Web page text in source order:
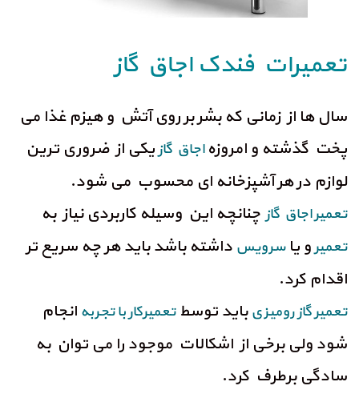
تعمیرات فندک اجاق گاز
سال ها از زمانی که بشر بر روی آتش و هیزم غذا می
پخت گذشته و امروزهاجاق گازیکی از ضروری ترین
لوازم در هر آشپزخانه ای محسوب می شود.
تعمیر اجاق گاز چنانچه این وسیله کاربردی نیاز به
تعمیرو یاسرویس داشته باشد باید هر چه سریع تر
اقدام کرد.
تعمیر گازرومیزیباید توسطتعمیرکار با تجربه انجام
شود ولی برخی از اشکالات موجود را می توان به
سادگی برطرف کرد.